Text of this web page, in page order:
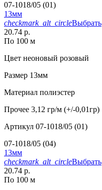
07-1018/05 (01)
13мм
checkmark_alt_circleВыбрать
20.74 р.
По 100 м
Цвет неоновый розовый
Размер 13мм
Материал полиэстер
Прочее 3,12 гр/м (+/-0,01гр)
Артикул 07-1018/05 (01)
07-1018/05 (04)
13мм
checkmark_alt_circleВыбрать
20.74 р.
По 100 м